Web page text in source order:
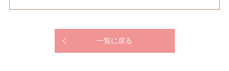
一覧に戻る